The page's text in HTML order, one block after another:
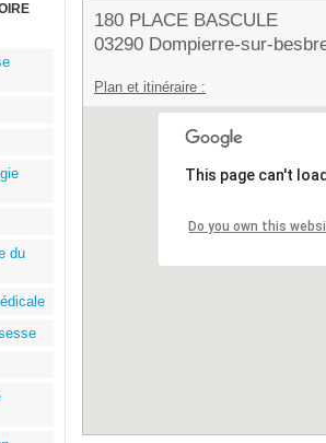
du
180 PLACE BASCULE
03290 Dompierre-sur-
Plan et itinéraire :
This page can't
Do you own this